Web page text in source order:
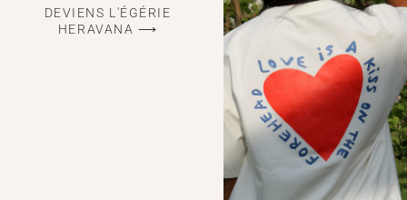
DEVIENS L'ÉGÉRIE
HERAVANA ⟶